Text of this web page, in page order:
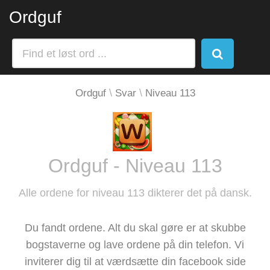
Ordguf
Ordguf Svar Niveau 113
Ordguf - Niveau 113
Alle ordene for niveau 113 dikterer det på dansk.
Du fandt ordene. Alt du skal gøre er at skubbe
bogstaverne og lave ordene på din telefon. Vi
inviterer dig til at værdsætte din facebook side